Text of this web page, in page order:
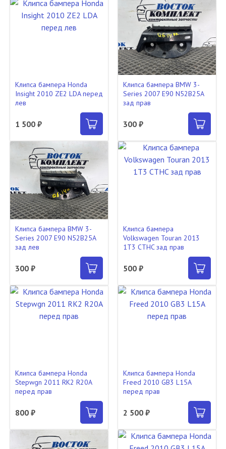
Клипса бампера Honda
Insight 2010 ZE2 LDA перед
лев
1 500 ₽
Клипса бампера BMW 3-
Series 2007 E90 N52B25A
зад прав
300 ₽
Клипса бампера BMW 3-
Series 2007 E90 N52B25A
зад лев
300 ₽
Клипса бампера
Volkswagen Touran 2013
1T3 CTHC зад прав
500 ₽
Клипса бампера Honda
Stepwgn 2011 RK2 R20A
перед прав
800 ₽
Клипса бампера Honda
Freed 2010 GB3 L15A
перед прав
2 500 ₽